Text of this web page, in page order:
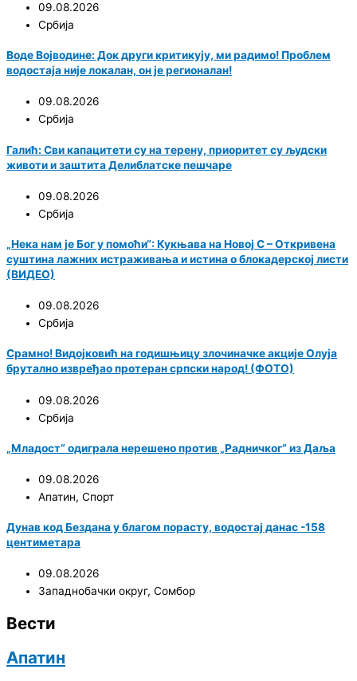
09.08.2026
Србија
Воде Војводине: Док други критикују, ми радимо! Проблем
водостаја није локалан, он је регионалан!
09.08.2026
Србија
Галић: Сви капацитети су на терену, приоритет су људски
животи и заштита Делиблатске пешчаре
09.08.2026
Србија
„Нека нам је Бог у помоћи“: Кукњава на Новој С – Откривена
суштина лажних истраживања и истина о блокадерској листи
(ВИДЕО)
09.08.2026
Србија
Срамно! Видојковић на годишњицу злочиначке акције Олуја
брутално извређао протеран српски народ! (ФОТО)
09.08.2026
Србија
„Младост“ одиграла нерешено против „Радничког“ из Даља
09.08.2026
Апатин, Спорт
Дунав код Бездана у благом порасту, водостај данас -158
центиметара
09.08.2026
Западнобачки округ, Сомбор
Вести
Апатин